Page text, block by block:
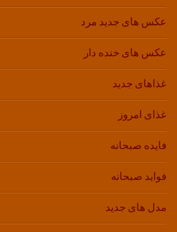
عکس های جدید مرد
عکس های خنده دار
غذاهای جدید
غذای امروز
فایده صبحانه
فواید صبحانه
مدل های جدید